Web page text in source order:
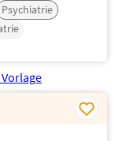
Psychiatrie